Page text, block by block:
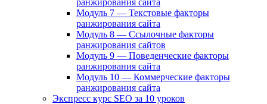
ранжирования сайта
Модуль 7 — Текстовые факторы
ранжирования сайта
Модуль 8 — Ссылочные факторы
ранжирования сайтов
Модуль 9 — Поведенческие факторы
ранжирования сайта
Модуль 10 — Коммерческие факторы
ранжирования сайта
Экспресс курс SEO за 10 уроков